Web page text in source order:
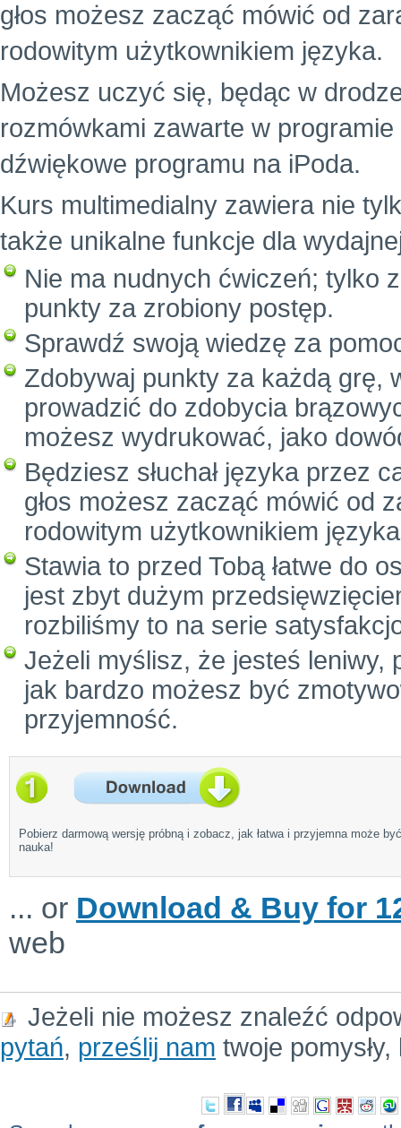
głos możesz zacząć mówić od
rodowitym użytkownikiem języka.
Możesz uczyć się, będąc w
rozmówkami zawarte w
dźwiękowe programu na iPoda.
Kurs multimedialny zawiera nie
także unikalne funkcje dla
Nie ma nudnych ćwiczeń; tylko
punkty za zrobiony postęp.
Sprawdź swoją wiedzę za
Zdobywaj punkty za każdą grę,
prowadzić do zdobycia
możesz wydrukować, jako
Będziesz słuchał języka przez
głos możesz zacząć mówić od
rodowitym użytkownikiem
Stawia to przed Tobą łatwe do
jest zbyt dużym
rozbiliśmy to na serie
Jeżeli myślisz, że jesteś leniwy,
jak bardzo możesz być
przyjemność.
Pobierz darmową wersję próbną i zobacz, jak łatwa i przyjemna może być
nauka!
... or Download & Buy for
web
Jeżeli nie możesz znaleźć
pytań, prześlij nam twoje